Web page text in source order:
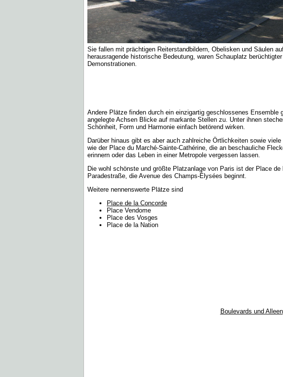
Sie fallen mit prächtigen Reiterstandbildern, Obelisken und Säulen
herausragende historische Bedeutung, waren Schauplatz
Demonstrationen.
Andere Plätze finden durch ein einzigartig geschlossenes Ensemble
angelegte Achsen Blicke auf markante Stellen zu. Unter ihnen
Schönheit, Form und Harmonie einfach betörend wirken.
Darüber hinaus gibt es aber auch zahlreiche Örtlichkeiten sowie
wie der Place du Marché-Sainte-Cathérine, die an beschauliche
erinnern oder das Leben in einer Metropole vergessen lassen.
Die wohl schönste und größte Platzanlage von Paris ist der Place
Paradestraße, die Avenue des Champs-Élysées beginnt.
Weitere nennenswerte Plätze sind
Place de la Concorde
Place Vendome
Place des Vosges
Place de la Nation
Boulevards und Alleen